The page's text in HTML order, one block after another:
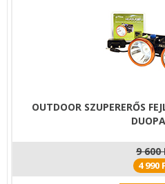
OUTDOOR SZUPERERŐS
9 600
4 990